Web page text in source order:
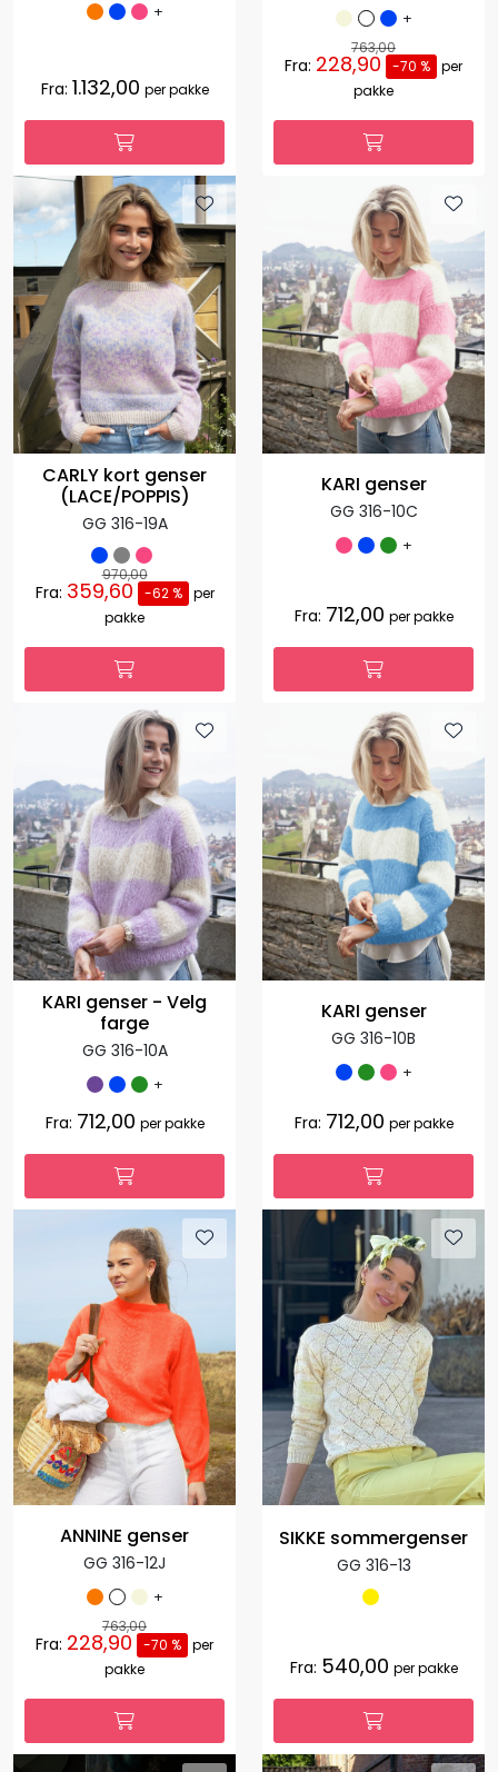
+
Fra: 1.132,00 per pakke
+
763,00
Fra: 228,90 -70 % per
pakke
CARLY kort genser
(LACE/POPPIS)
GG 316-19A
970,00
Fra: 359,60 -62 %
per
pakke
KARI genser
GG 316-10C
+
Fra: 712,00 per pakke
KARI genser - Velg
farge
GG 316-10A
+
Fra: 712,00 per pakke
KARI genser
GG 316-10B
+
Fra: 712,00 per pakke
ANNINE genser
GG 316-12J
+
763,00
Fra: 228,90 -70 % per
pakke
SIKKE sommergenser
GG 316-13
Fra: 540,00 per pakke